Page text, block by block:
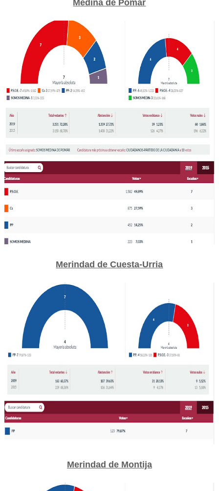
Medina de Pomar
Merindad de Cuesta-Urria
Merindad de Montija